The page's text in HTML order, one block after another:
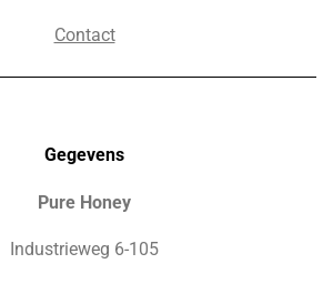
Contact
Gegevens
Pure Honey
Industrieweg 6-105